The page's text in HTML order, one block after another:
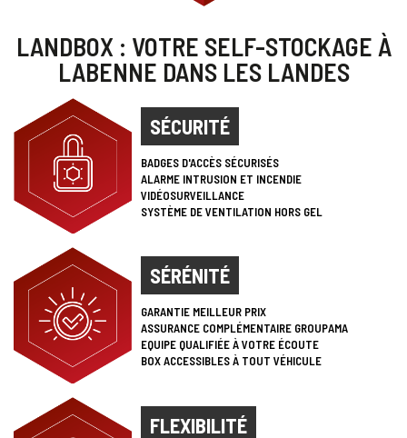
LANDBOX : VOTRE SELF-STOCKAGE À
LABENNE DANS LES LANDES
SÉCURITÉ
BADGES D'ACCÈS SÉCURISÉS
ALARME INTRUSION ET INCENDIE
VIDÉOSURVEILLANCE
SYSTÈME DE VENTILATION HORS GEL
SÉRÉNITÉ
GARANTIE MEILLEUR PRIX
ASSURANCE COMPLÉMENTAIRE GROUPAMA
EQUIPE QUALIFIÉE À VOTRE ÉCOUTE
BOX ACCESSIBLES À TOUT VÉHICULE
FLEXIBILITÉ